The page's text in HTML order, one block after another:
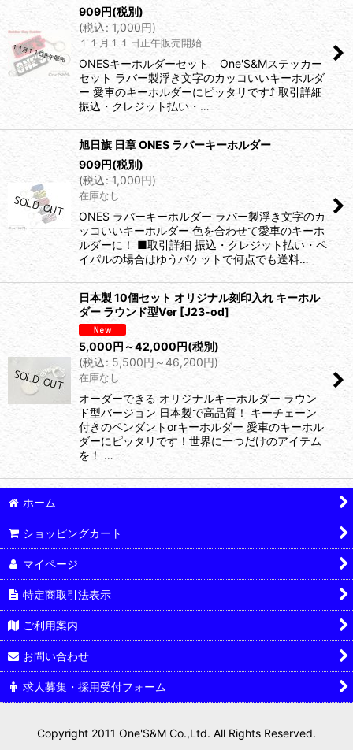
909円(税別)
(税込: 1,000円)
１１月１１日正午販売開始
ONESキーホルダーセット One'S&Mステッカー
セット ラバー製浮き文字のカッコいいキーホルダ
ー 愛車のキーホルダーにピッタリです⤴️ 取引詳細
振込・クレジット払い・…
旭日旗 日章 ONES ラバーキーホルダー
909円(税別)
(税込: 1,000円)
在庫なし
ONES ラバーキーホルダー ラバー製浮き文字のカ
ッコいいキーホルダー 色を合わせて愛車のキーホ
ルダーに！ ■取引詳細 振込・クレジット払い・ペ
イパルの場合はゆうパケットで何点でも送料…
日本製 10個セット オリジナル刻印入れ キーホル
ダー ラウンド型Ver [J23-od]
5,000円 ～42,000円(税別)
(税込: 5,500円 ～46,200円)
在庫なし
オーダーできる オリジナルキーホルダー ラウン
ド型バージョン 日本製で高品質！ キーチェーン
付きのペンダントorキーホルダー 愛車のキーホル
ダーにピッタリです！世界に一つだけのアイテム
を！ …
ホーム
ショッピングカート
マイページ
特定商取引法表示
ご利用案内
お問い合わせ
求人募集・採用受付フォーム
Copyright 2011 One'S&M Co.,Ltd. All Rights Reserved.